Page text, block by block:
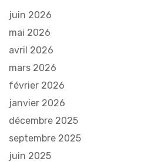
juin 2026
mai 2026
avril 2026
mars 2026
février 2026
janvier 2026
décembre 2025
septembre 2025
juin 2025